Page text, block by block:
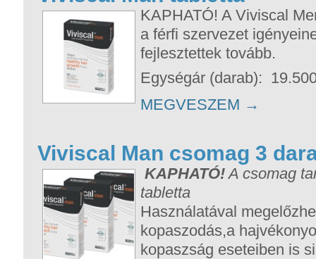
KAPHATÓ! A Viviscal
a férfi szervezet
fejlesztettek tovább.
Egységár (darab):
MEGVESZEM →
Viviscal Man csomag 3
KAPHATÓ!A csomag
tabletta
Használatával
kopaszodás,a
kopaszság eseteiben is